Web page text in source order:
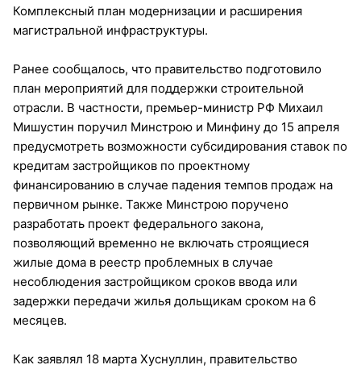
Комплексный план модернизации и расширения
магистральной инфраструктуры.
Ранее сообщалось, что правительство подготовило
план мероприятий для поддержки строительной
отрасли. В частности, премьер-министр РФ Михаил
Мишустин поручил Минстрою и Минфину до 15 апреля
предусмотреть возможности субсидирования ставок по
кредитам застройщиков по проектному
финансированию в случае падения темпов продаж на
первичном рынке. Также Минстрою поручено
разработать проект федерального закона,
позволяющий временно не включать строящиеся
жилые дома в реестр проблемных в случае
несоблюдения застройщиком сроков ввода или
задержки передачи жилья дольщикам сроком на 6
месяцев.
Как заявлял 18 марта Хуснуллин, правительство